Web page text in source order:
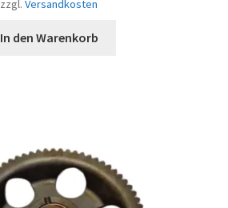
zzgl. Versandkosten
In den Warenkorb